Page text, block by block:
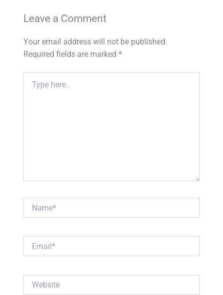
Leave a Comment
Your email address will not be published.
Required fields are marked*
here..